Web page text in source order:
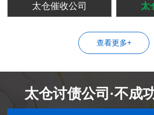
太仓催收公司 太
查看更多+
太仓讨债公司·不成